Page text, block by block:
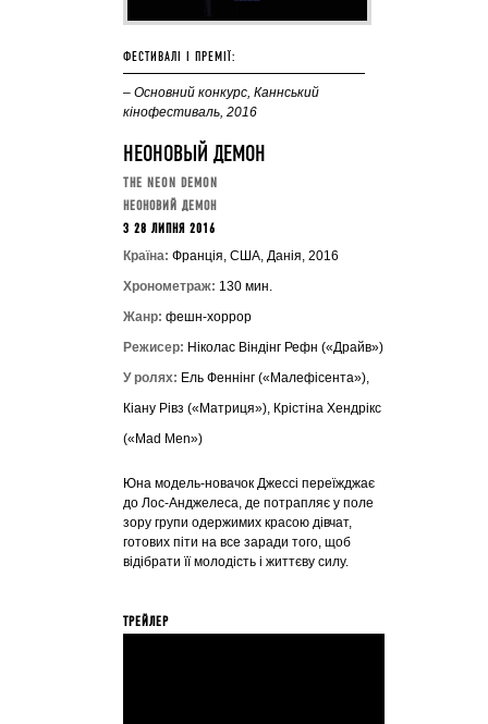
ФЕСТИВАЛІ І ПРЕМІЇ:
– Основний конкурс, Каннський
кінофестиваль, 2016
НЕОНОВЫЙ ДЕМОН
THE NEON DEMON
НЕОНОВИЙ ДЕМОН
З 28 ЛИПНЯ 2016
Країна: Францiя, США, Данiя, 2016
Хронометраж: 130 мин.
Жанр: фешн-хоррор
Режисер: Ніколас Віндінг Рефн («Драйв»)
У ролях: Ель Феннінг («Малефісента»),
Кіану Рівз («Матриця»), Крістіна Хендрікс
(«Mad Men»)
Юна модель-новачок Джессі переїжджає
до Лос-Анджелеса, де потрапляє у поле
зору групи одержимих красою дівчат,
готових піти на все заради того, щоб
відібрати її молодість і життєву силу.
ТРЕЙЛЕР